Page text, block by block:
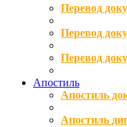
Перевод
Перевод
Перевод
Апостиль
Апостиль
Апостиль